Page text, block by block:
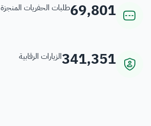
69,801طلبات الحفريات المنجزة
341,351الزيارات الرقابية